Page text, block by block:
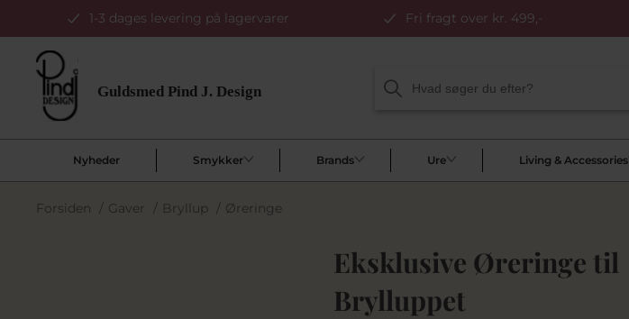
1-3 dages levering på lagervarer Fri fragt over kr. 499,-
Nyheder Smykker Brands Ure Living & Accessories
Forsiden / Gaver / Bryllup / Øreringe
Eksklusive Øreringe til
Brylluppet